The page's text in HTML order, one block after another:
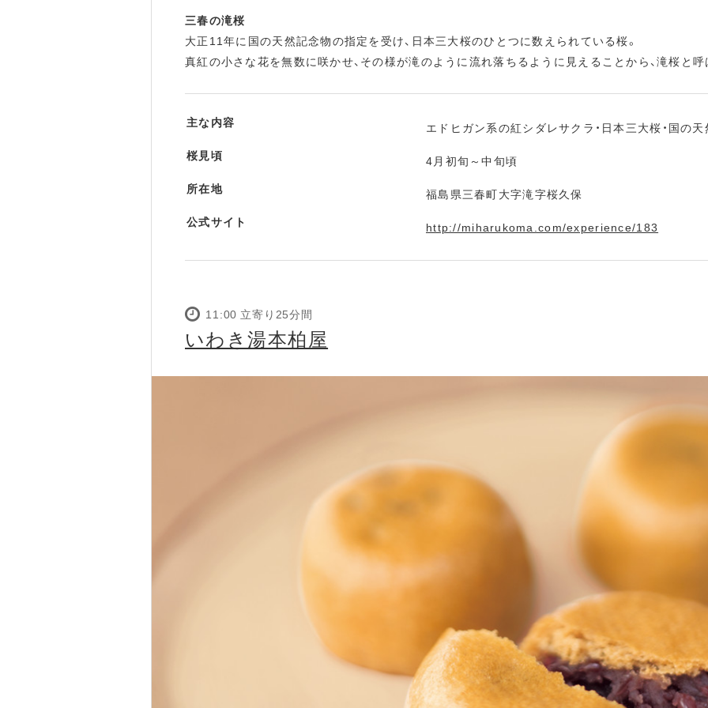
三春の滝桜
大正11年に国の天然記念物の指定を受け、日本三大桜のひとつに数えられている桜。
真紅の小さな花を無数に咲かせ、その様が滝のように流れ落ちるように見えることから、滝桜と呼
主な内容
エドヒガン系の紅シダレサクラ・日本三大桜・国の
桜見頃
4月初旬～中旬頃
所在地
福島県三春町大字滝字桜久保
公式サイト
http://miharukoma.com/experience/183
11:00 立寄り25分間
いわき湯本柏屋